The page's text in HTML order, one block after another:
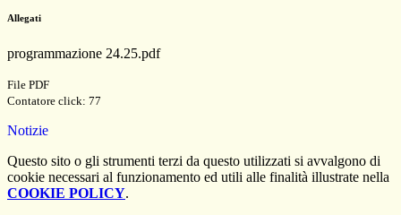
Allegati
programmazione 24.25.pdf
File PDF
Contatore click: 77
Notizie
Questo sito o gli strumenti terzi da questo utilizzati si avvalgono di
cookie necessari al funzionamento ed utili alle finalità illustrate nella
COOKIE POLICY.